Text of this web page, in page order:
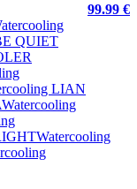
99.99 €
QUIET
LIAN
Watercooling
Watercooling